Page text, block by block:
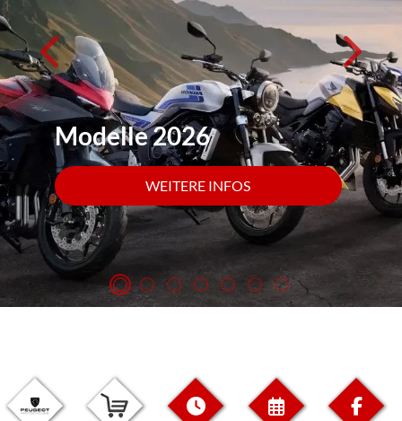
Modelle 2026
WEITERE INFOS